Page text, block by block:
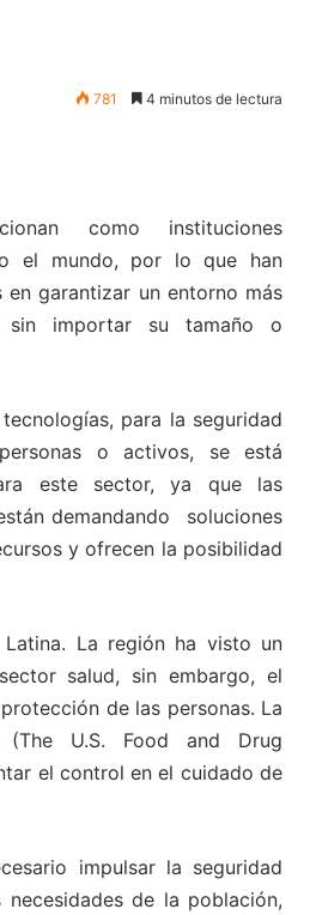
781 4 minutos de lectura
como instituciones
el mundo, por lo que han
en garantizar un entorno más
sin importar su tamaño o
para la seguridad
o activos, se está
este sector, ya que las
demandando soluciones
y ofrecen la posibilidad
La región ha visto un
salud, sin embargo, el
de las personas. La
(The U.S. Food and Drug
el control en el cuidado de
impulsar la seguridad
de la población,